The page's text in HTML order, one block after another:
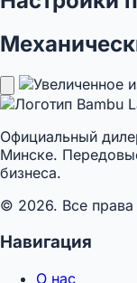
Официальный
Минске.
бизнеса.
© 2026. Все
Навигация
О нас